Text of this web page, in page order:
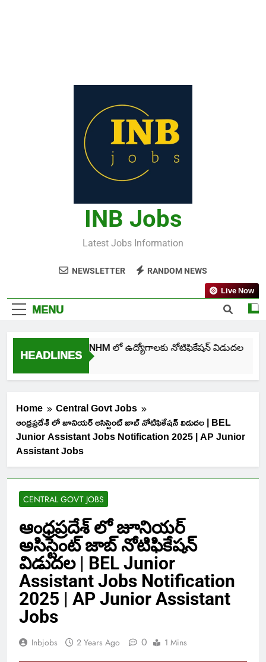
INB Jobs
Latest Jobs Information
NEWSLETTER RANDOM NEWS
MENU
Live Now
HEADLINES
తెలంగాణ NHM లో ఉద్యోగాలకు నోటిఫికేషన్ విడుదల
Home
Central Govt Jobs
ఆంధ్రప్రదేశ్ లో జూనియర్ అసిస్టెంట్ జాబ్ నోటిఫికేషన్ విడుదల | BEL
Junior Assistant Jobs Notification 2025 | AP Junior
Assistant Jobs
CENTRAL GOVT JOBS
ఆంధ్రప్రదేశ్ లో జూనియర్
అసిస్టెంట్ జాబ్ నోటిఫికేషన్
విడుదల | BEL Junior
Assistant Jobs Notification
2025 | AP Junior Assistant
Jobs
Inbjobs 2 Years Ago 0 1 Mins